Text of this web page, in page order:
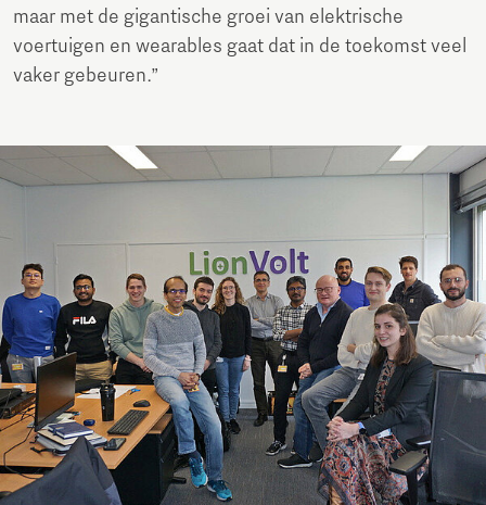
maar met de gigantische groei van elektrische
voertuigen en wearables gaat dat in de toekomst veel
vaker gebeuren.”